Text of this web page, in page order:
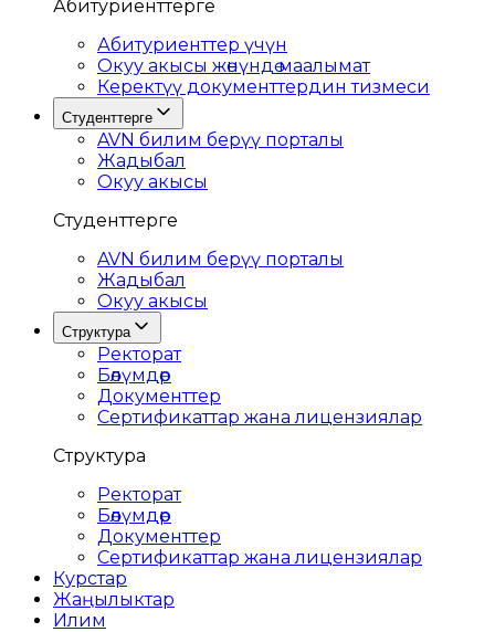
Абитуриенттерге
Абитуриенттер үчүн
Окуу акысы жөнүндө маалымат
Керектүү документтердин тизмеси
Студенттерге
AVN билим берүү порталы
Жадыбал
Окуу акысы
Студенттерге
AVN билим берүү порталы
Жадыбал
Окуу акысы
Структура
Ректорат
Бөлүмдөр
Документтер
Сертификаттар жана лицензиялар
Структура
Ректорат
Бөлүмдөр
Документтер
Сертификаттар жана лицензиялар
Курстар
Жаңылыктар
Илим